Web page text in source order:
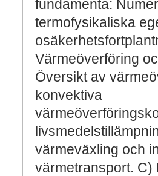
fundamenta:
termofysikaliska
Värmeöverföring
Översikt av
konvektiva
värmeväxling och
värmetransport. C)